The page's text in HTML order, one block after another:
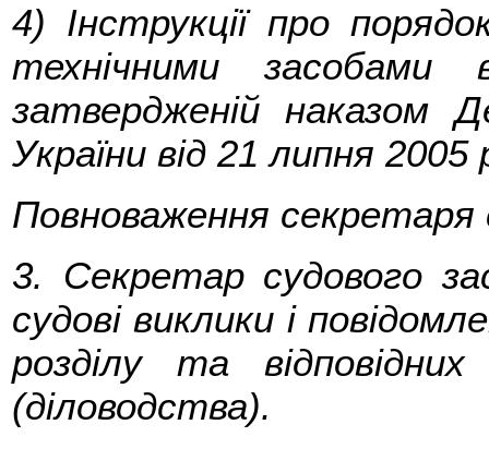
4) Інструкції про
технічними засобами
затвердженій наказом
України від 21 липня 2005
Повноваження секретаря
3. Секретар судового
судові виклики і
розділу та
(діловодства).